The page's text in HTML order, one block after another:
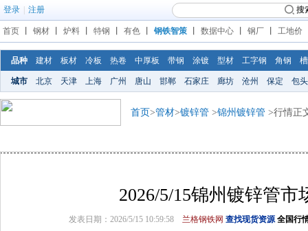
登录 注册 搜
首页 钢材 炉料 特钢 有色 钢铁智策 数据中心 钢厂 工地价
品种 建材 板材 冷板 热卷 中厚板 带钢 涂镀 型材 工字钢 角钢
城市 北京 天津 上海 广州 唐山 邯郸 石家庄 廊坊 沧州 保定 包头
首页>管材>镀锌管 >锦州镀锌管 >行情正
2026/5/15锦州镀锌管市
发表日期：2026/5/15 10:59:58 兰格钢铁网 查找现货资源 全国行